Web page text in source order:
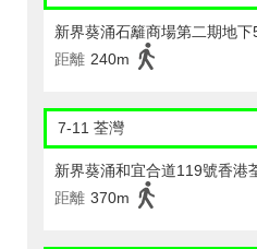
新界葵涌石籬商場第二期地下
距離 240m
7-11 荃灣
新界葵涌和宜合道119號香港
距離 370m